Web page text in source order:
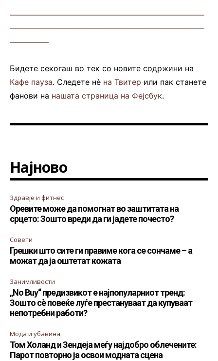
—————————————————————————
—————————————————————————
—————
Бидете секогаш во тек со новите содржини на
Кафе пауза. Следете нè на Твитер или пак станете
фанови на нашата страница на Фејсбук.
Најново
Здравје и фитнес
Оревите може да помогнат во заштитата на
срцето: Зошто вреди да ги јадете почесто?
Совети
Грешки што сите ги правиме кога се сончаме – а
можат да ја оштетат кожата
Занимливости
„No Buy“ предизвикот е најпопуларниот тренд:
Зошто сè повеќе луѓе престануваат да купуваат
непотребни работи?
Мода и убавина
Том Холанд и Зендеја меѓу најдобро облечените:
Парот повторно ја освои модната сцена